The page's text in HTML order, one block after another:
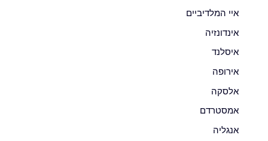
איי המלדיביים
אינדונזיה
איסלנד
אירופה
אלסקה
אמסטרדם
אנגליה